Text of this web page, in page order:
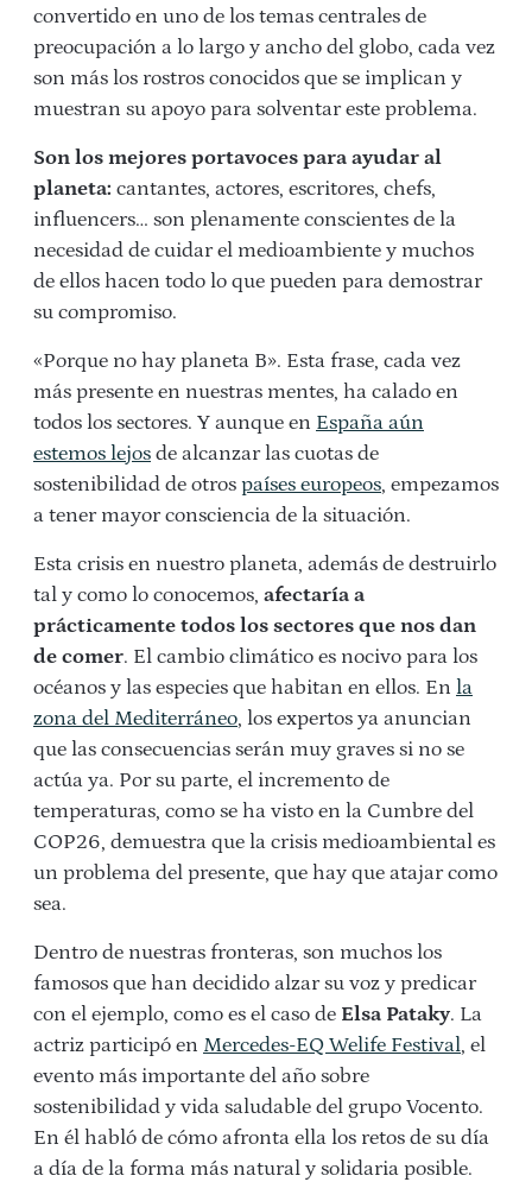
convertido en uno de los temas centrales de
preocupación a lo largo y ancho del globo, cada vez
son más los rostros conocidos que se implican y
muestran su apoyo para solventar este problema.
Son los mejores portavoces para ayudar al
planeta: cantantes, actores, escritores, chefs,
influencers… son plenamente conscientes de la
necesidad de cuidar el medioambiente y muchos
de ellos hacen todo lo que pueden para demostrar
su compromiso.
«Porque no hay planeta B». Esta frase, cada vez
más presente en nuestras mentes, ha calado en
todos los sectores. Y aunque en España aún
estemos lejos de alcanzar las cuotas de
sostenibilidad de otros países europeos, empezamos
a tener mayor consciencia de la situación.
Esta crisis en nuestro planeta, además de destruirlo
tal y como lo conocemos, afectaría a
prácticamente todos los sectores que nos dan
de comer. El cambio climático es nocivo para los
océanos y las especies que habitan en ellos. En la
zona del Mediterráneo, los expertos ya anuncian
que las consecuencias serán muy graves si no se
actúa ya. Por su parte, el incremento de
temperaturas, como se ha visto en la Cumbre del
COP26, demuestra que la crisis medioambiental es
un problema del presente, que hay que atajar como
sea.
Dentro de nuestras fronteras, son muchos los
famosos que han decidido alzar su voz y predicar
con el ejemplo, como es el caso de Elsa Pataky. La
actriz participó en Mercedes-EQ Welife Festival, el
evento más importante del año sobre
sostenibilidad y vida saludable del grupo Vocento.
En él habló de cómo afronta ella los retos de su día
a día de la forma más natural y solidaria posible.